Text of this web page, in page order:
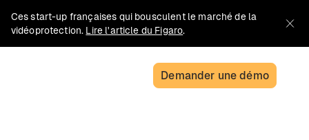
Ces start-up françaises qui bousculent le marché de la
vidéoprotection. Lire l'article du Figaro.
Demander une démo